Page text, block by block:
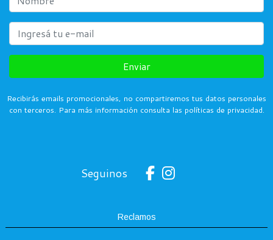
Enviar
Recibirás emails promocionales, no compartiremos tus datos personales
con terceros. Para más información consulta las políticas de privacidad.
Seguinos
Reclamos